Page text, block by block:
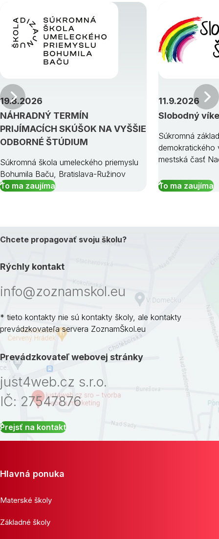
NÁHRADNÝ TERMÍN
PRIJÍMACÍCH SKÚŠOK NA VYŠŠIE
ODBORNÉ ŠTÚDIUM
19.8.2026
Súkromná škola umeleckého priemyslu
Bohumila Baču, Bratislava-Ružinov
To ma zaujíma
Slobodný
11.9.2026
Súkromná
demokratického
mestská časť
To ma zaujíma
Predchádzajúci
Chcete propagovať svoju školu?
Rýchly kontakt
info@zoznamskol.eu
* tieto kontakty nie sú kontakty školy, ale kontakty
prevádzkovateľa servera ZoznamŠkol.eu
Prevádzkovateľ webovej stránky
just4web.cz s.r.o.
IČ: 27547876
Prejsť na kontakt
Hlavná ponuka
Materské školy
Základné školy